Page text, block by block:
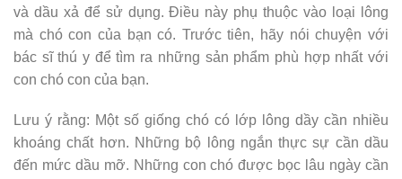
và dầu xả để sử dụng. Điều này phụ thuộc vào loại lông
mà chó con của bạn có. Trước tiên, hãy nói chuyện với
bác sĩ thú y để tìm ra những sản phẩm phù hợp nhất với
con chó con của bạn.
Lưu ý rằng: Một số giống chó có lớp lông dầy cần nhiều
khoáng chất hơn. Những bộ lông ngắn thực sự cần dầu
đến mức dầu mỡ. Những con chó được bọc lâu ngày cần